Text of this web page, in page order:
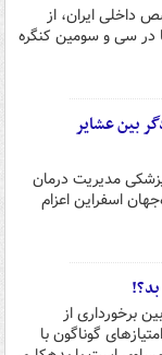
ایران، از
در سی و سومین کنگره
بین عشایر
مدیریت درمان
اسفراین اعزام
برخورداری از
گوناگون با